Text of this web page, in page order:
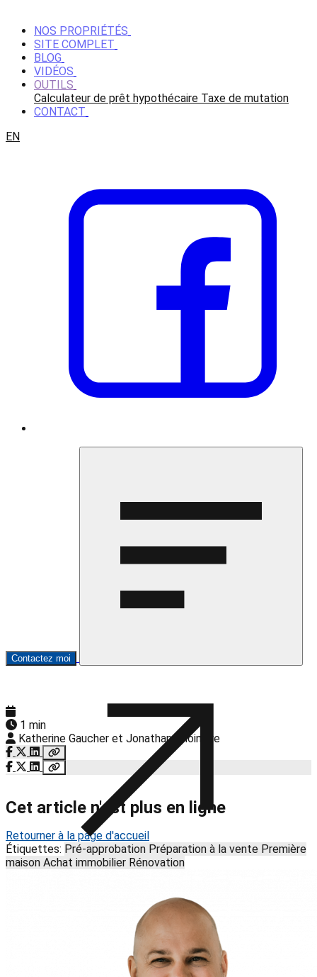
NOS PROPRIÉTÉS
SITE COMPLET
BLOG
VIDÉOS
OUTILS
Calculateur de prêt hypothécaire Taxe de mutation
CONTACT
EN
Contactez moi
1 min
Katherine Gaucher et Jonathan Choinière
Cet article n'est plus en ligne
Retourner à la page d'accueil
Étiquettes: Pré-approbation Préparation à la vente Première
maison Achat immobilier Rénovation